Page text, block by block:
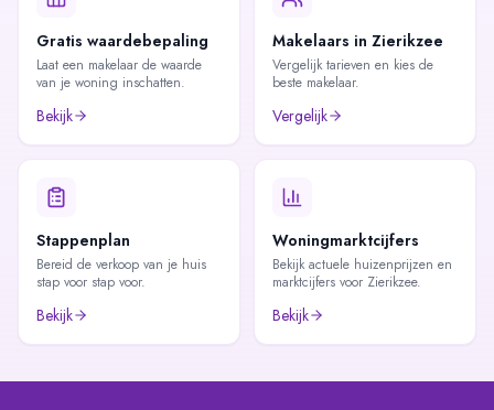
Gratis waardebepaling
Laat een makelaar de waarde
van je woning inschatten.
Bekijk
Makelaars in Zierikzee
Vergelijk tarieven en kies de
beste makelaar.
Vergelijk
Stappenplan
Bereid de verkoop van je huis
stap voor stap voor.
Bekijk
Woningmarktcijfers
Bekijk actuele huizenprijzen en
marktcijfers voor Zierikzee.
Bekijk